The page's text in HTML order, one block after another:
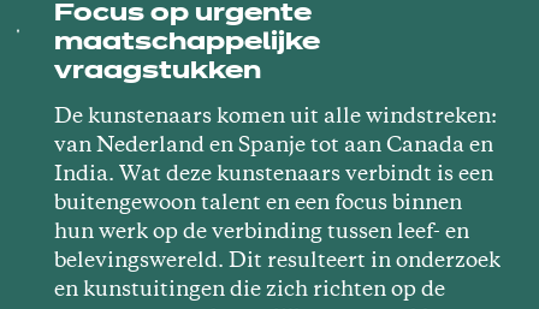
Focus op urgente
maatschappelijke
vraagstukken
De kunstenaars komen uit alle windstreken:
van Nederland en Spanje tot aan Canada en
India. Wat deze kunstenaars verbindt is een
buitengewoon talent en een focus binnen
hun werk op de verbinding tussen leef- en
belevingswereld. Dit resulteert in onderzoek
en kunstuitingen die zich richten op de